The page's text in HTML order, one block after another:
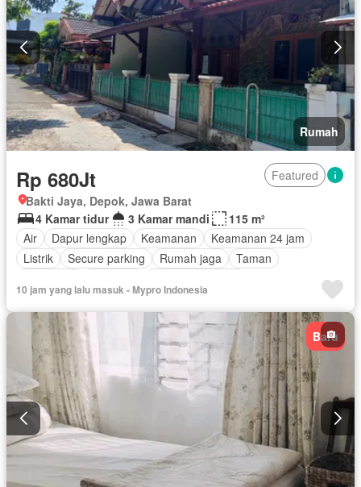
Rumah
Rp 680Jt
Featured
Bakti Jaya, Depok, Jawa Barat
4 Kamar tidur
3 Kamar mandi
115 m²
Air
Dapur lengkap Keamanan
Keamanan 24 jam
Listrik
Secure parking Rumah jaga
Taman
10 jam yang lalu masuk - Mypro Indonesia
Baru